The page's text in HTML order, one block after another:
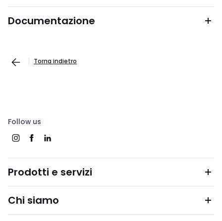
Documentazione
Torna indietro
Follow us
Prodotti e servizi
Chi siamo